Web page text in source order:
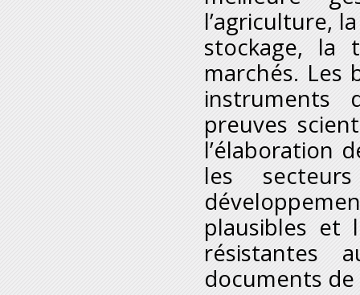
l’agriculture,
stockage, la
marchés. Les
instruments
preuves
l’élaboration
les
plausibles et
résistantes
documents